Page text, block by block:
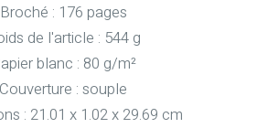
Broché : 176 pages
de l'article : 544 g
blanc : 80 g/m²
Couverture : souple
: 21.01 x 1.02 x 29.69 cm